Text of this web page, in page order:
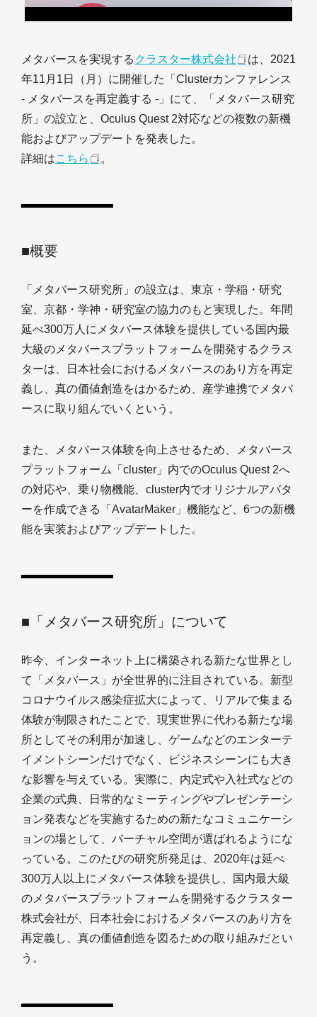
メタバースを実現する クラスター株式会社
は、2021
年11月1日（月）に開催した「Clusterカンファレンス
- メタバースを再定義する -」にて、「メタバース研究
所」の設立と、Oculus Quest 2対応などの複数の新機
能およびアップデートを発表した。
詳細はこちら 。
■概要
「メタバース研究所」の設立は、東京・学稲・研究
室、京都・学神・研究室の協力のもと実現した。年間
延べ300万人にメタバース体験を提供している国内最
大級のメタバースプラットフォームを開発するクラス
ターは、日本社会におけるメタバースのあり方を再定
義し、真の価値創造をはかるため、産学連携でメタバ
ースに取り組んでいくという。
また、メタバース体験を向上させるため、メタバース
プラットフォーム「cluster」内でのOculus Quest 2へ
の対応や、乗り物機能、cluster内でオリジナルアバタ
ーを作成できる「AvatarMaker」機能など、6つの新機
能を実装およびアップデートした。
■「メタバース研究所」について
昨今、インターネット上に構築される新たな世界とし
て「メタバース」が全世界的に注目されている。新型
コロナウイルス感染症拡大によって、リアルで集まる
体験が制限されたことで、現実世界に代わる新たな場
所としてその利用が加速し、ゲームなどのエンターテ
イメントシーンだけでなく、ビジネスシーンにも大き
な影響を与えている。実際に、内定式や入社式などの
企業の式典、日常的なミーティングやプレゼンテーシ
ョン発表などを実施するための新たなコミュニケーシ
ョンの場として、バーチャル空間が選ばれるようにな
っている。このたびの研究所発足は、2020年は延べ
300万人以上にメタバース体験を提供し、国内最大級
のメタバースプラットフォームを開発するクラスター
株式会社が、日本社会におけるメタバースのあり方を
再定義し、真の価値創造を図るための取り組みだとい
う。